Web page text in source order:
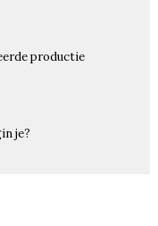
productie
je?